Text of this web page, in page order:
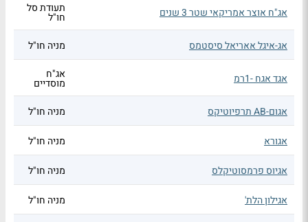
אג"ח אוצר אמריקאי שטר 3 שנים תעודת סל
חו"ל
אג-איגל אאריאל סיסטמס
מניה חו"ל
אגד אגח -1רמ אג"ח
מוסדיים
אגום-AB תרפיוטיקס
מניה חו"ל
אגורא מניה חו"ל
אגיוס פרמסוטיקלס מניה חו"ל
אגילון הלת' מניה חו"ל